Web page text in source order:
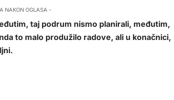
NAKON OGLASA -
taj podrum nismo planirali, međutim,
to malo produžilo radove, ali u konačnici,